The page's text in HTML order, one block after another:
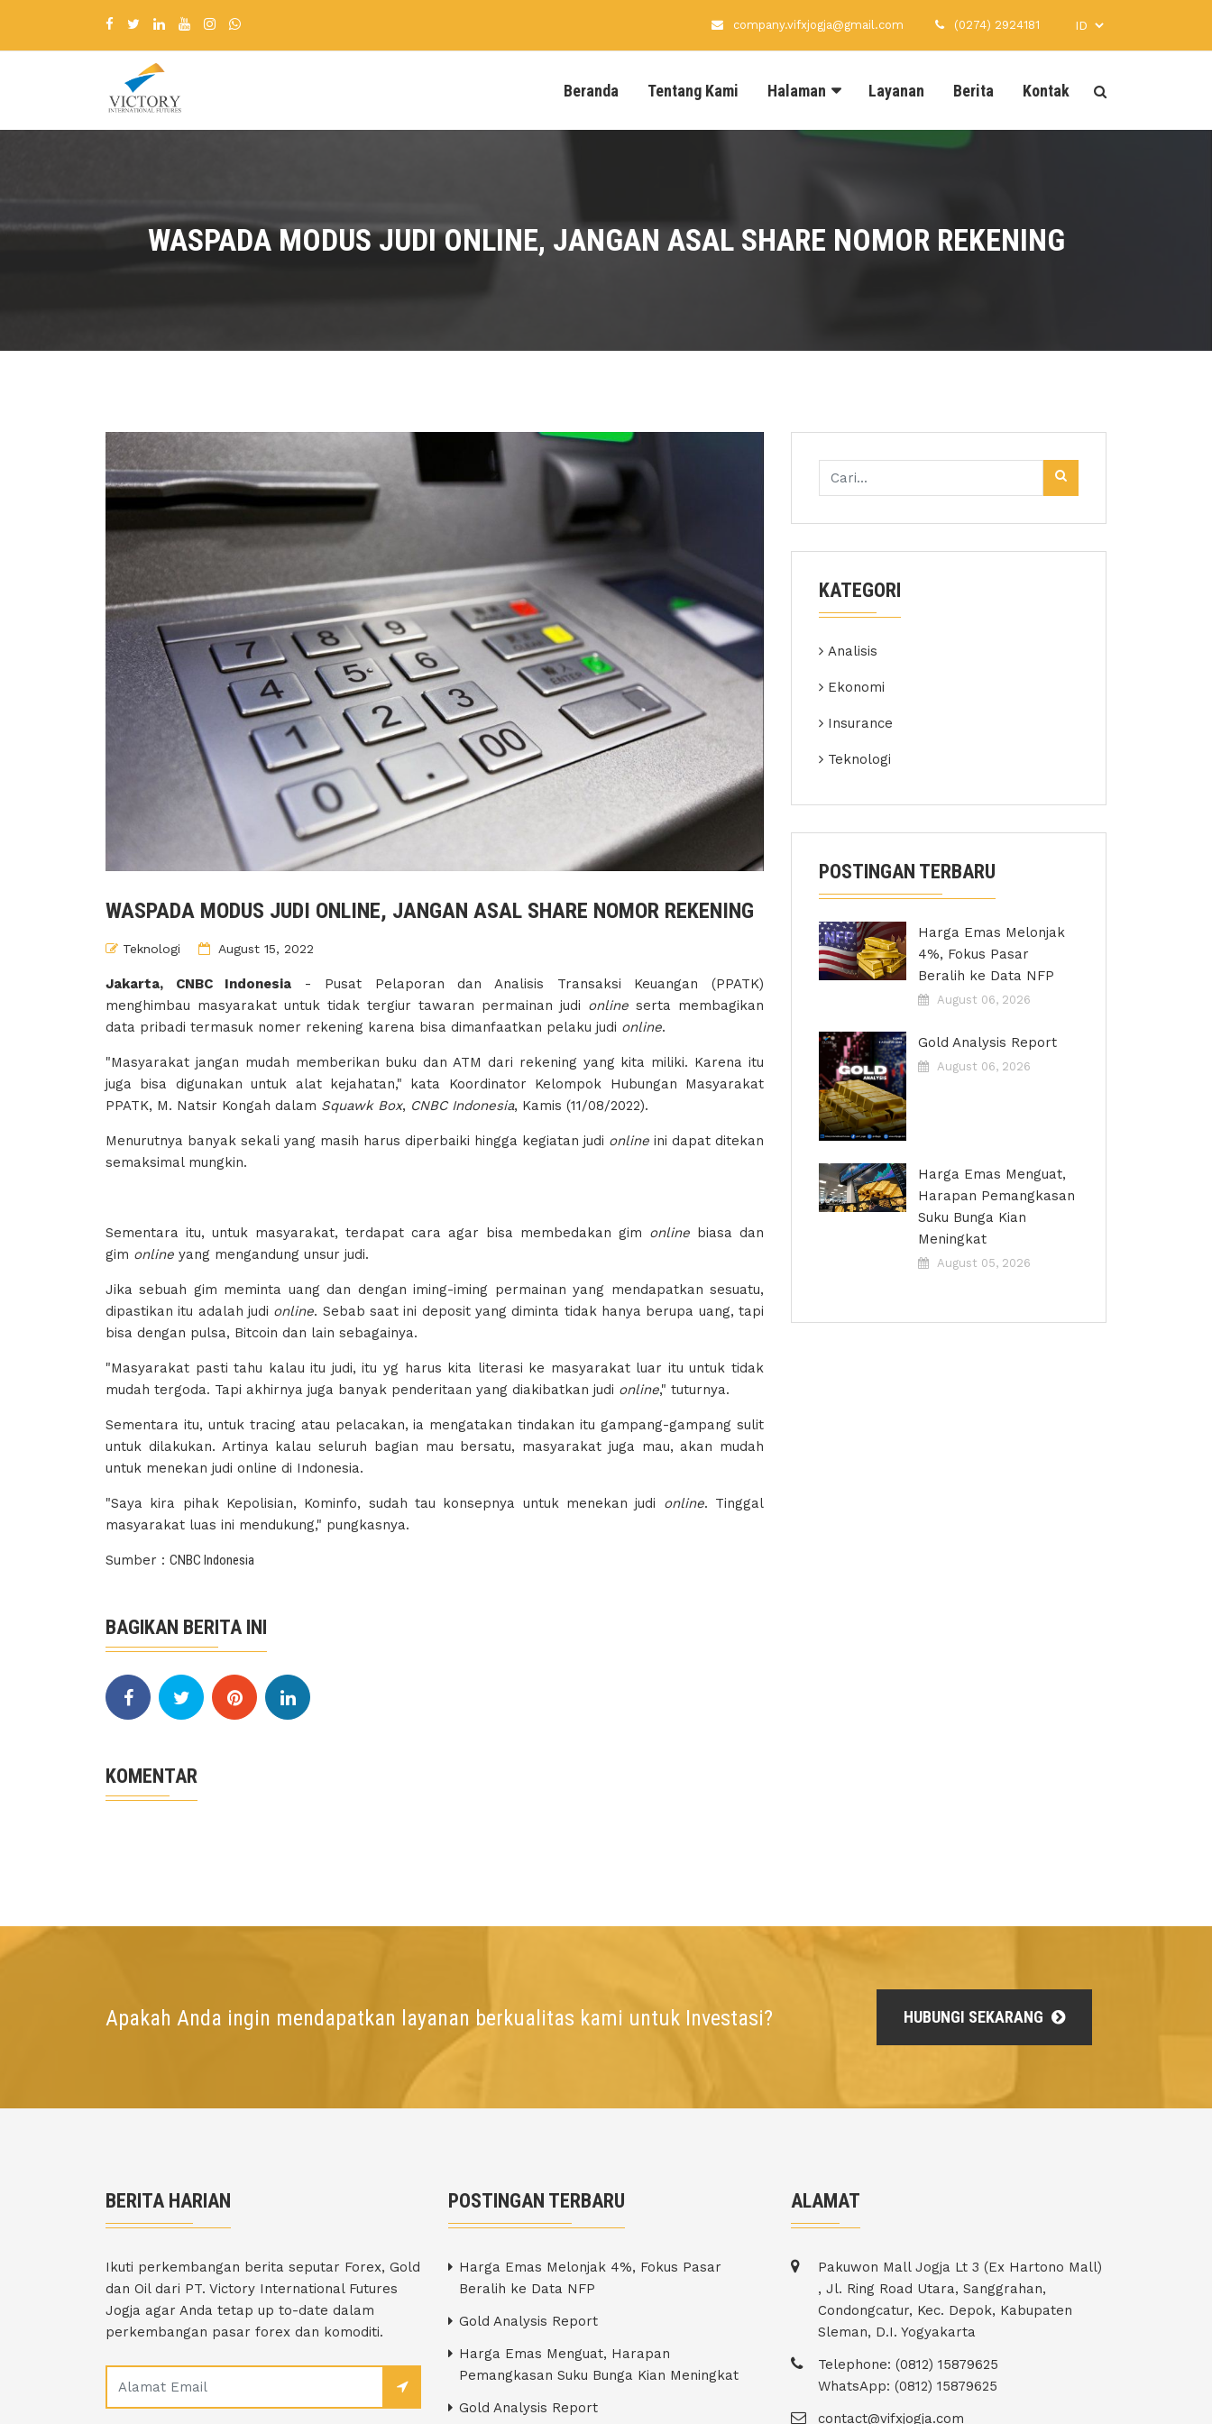
company.vifxjogja@gmail.com (0274) 2924181
Beranda Tentang Kami Halaman Layanan Berita Kontak
WASPADA MODUS JUDI ONLINE, JANGAN ASAL SHARE NOMOR REKENING
WASPADA MODUS JUDI ONLINE, JANGAN ASAL SHARE NOMOR REKENING
Teknologi August 15, 2022
Jakarta, CNBC Indonesia - Pusat Pelaporan dan Analisis Transaksi Keuangan (PPATK)
menghimbau masyarakat untuk tidak tergiur tawaran permainan judi online serta membagikan
data pribadi termasuk nomer rekening karena bisa dimanfaatkan pelaku judi online.
"Masyarakat jangan mudah memberikan buku dan ATM dari rekening yang kita miliki. Karena itu
juga bisa digunakan untuk alat kejahatan," kata Koordinator Kelompok Hubungan Masyarakat
PPATK, M. Natsir Kongah dalam Squawk Box, CNBC Indonesia, Kamis (11/08/2022).
Menurutnya banyak sekali yang masih harus diperbaiki hingga kegiatan judi online ini dapat ditekan
semaksimal mungkin.
Sementara itu, untuk masyarakat, terdapat cara agar bisa membedakan gim online biasa dan
gim online yang mengandung unsur judi.
Jika sebuah gim meminta uang dan dengan iming-iming permainan yang mendapatkan sesuatu,
dipastikan itu adalah judi online. Sebab saat ini deposit yang diminta tidak hanya berupa uang, tapi
bisa dengan pulsa, Bitcoin dan lain sebagainya.
"Masyarakat pasti tahu kalau itu judi, itu yg harus kita literasi ke masyarakat luar itu untuk tidak
mudah tergoda. Tapi akhirnya juga banyak penderitaan yang diakibatkan judi online," tuturnya.
Sementara itu, untuk tracing atau pelacakan, ia mengatakan tindakan itu gampang-gampang sulit
untuk dilakukan. Artinya kalau seluruh bagian mau bersatu, masyarakat juga mau, akan mudah
untuk menekan judi online di Indonesia.
"Saya kira pihak Kepolisian, Kominfo, sudah tau konsepnya untuk menekan judi online. Tinggal
masyarakat luas ini mendukung," pungkasnya.
Sumber : CNBC Indonesia
BAGIKAN BERITA INI
KOMENTAR
KATEGORI
Analisis
Ekonomi
Insurance
Teknologi
POSTINGAN TERBARU
Harga Emas Melonjak
4%, Fokus Pasar
Beralih ke Data NFP
August 06, 2026
Gold Analysis Report
August 06, 2026
Harga Emas Menguat,
Harapan Pemangkasan
Suku Bunga Kian
Meningkat
August 05, 2026
Apakah Anda ingin mendapatkan layanan berkualitas kami untuk Investasi? HUBUNGI SEKARANG
BERITA HARIAN
Ikuti perkembangan berita seputar Forex, Gold
dan Oil dari PT. Victory International Futures
Jogja agar Anda tetap up to-date dalam
perkembangan pasar forex dan komoditi.
POSTINGAN TERBARU
Harga Emas Melonjak 4%, Fokus Pasar
Beralih ke Data NFP
Gold Analysis Report
Harga Emas Menguat, Harapan
Pemangkasan Suku Bunga Kian Meningkat
Gold Analysis Report
ALAMAT
Pakuwon Mall Jogja Lt 3 (Ex Hartono Mall)
, Jl. Ring Road Utara, Sanggrahan,
Condongcatur, Kec. Depok, Kabupaten
Sleman, D.I. Yogyakarta
Telephone: (0812) 15879625
WhatsApp: (0812) 15879625
contact@vifxjogja.com